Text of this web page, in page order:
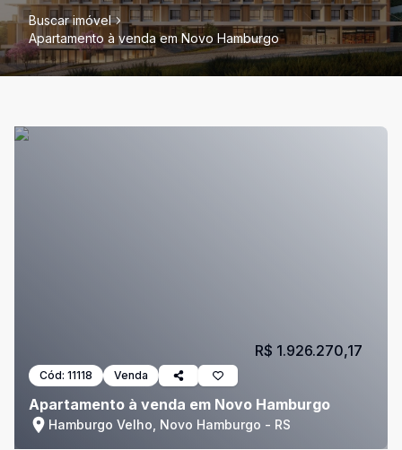
Buscar imóvel
Apartamento à venda em Novo Hamburgo
Cód: 11118 Venda
Apartamento à venda em Novo Hamburgo
Hamburgo Velho, Novo Hamburgo - RS
R$ 1.926.270,17